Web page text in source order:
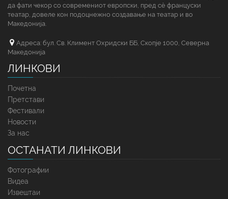
да фати чекор со современиот европски, пред сè француски
театар, довеле кон подоцнежно создавање на театар и во
Македонија.
Адреса: бул. Св. Климент Охридски ББ, Скопје 1000, Северна
Македонија
ЛИНКОВИ
Почетна
Претстави
Фестивали
Новости
За нас
ОСТАНАТИ ЛИНКОВИ
Фотографии
Видеа
Извештаи